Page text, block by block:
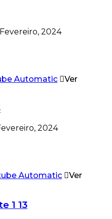
2024
Ver
2024
Ver
1 13